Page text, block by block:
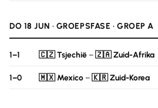
DO 18 JUN · GROEPSFASE · GROEP A
1–1 🇨🇿 Tsjechië–🇿🇦 Zuid-Afrika
1–0 🇲🇽 Mexico–🇰🇷 Zuid-Korea